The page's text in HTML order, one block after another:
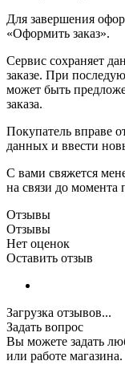
Для завершения
«Оформить заказ».
Сервис сохраняет
заказе. При
может быть
заказа.
Покупатель вправе
данных и ввести
С вами свяжется
на связи до момента
Отзывы
Отзывы
Нет оценок
Оставить отзыв
Загрузка отзывов...
Задать вопрос
Вы можете задать
или работе магазина.